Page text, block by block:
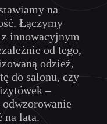
na
Łączymy
innowacyjnym
od tego,
odzież,
do salonu, czy
–
odwzorowanie
na lata.